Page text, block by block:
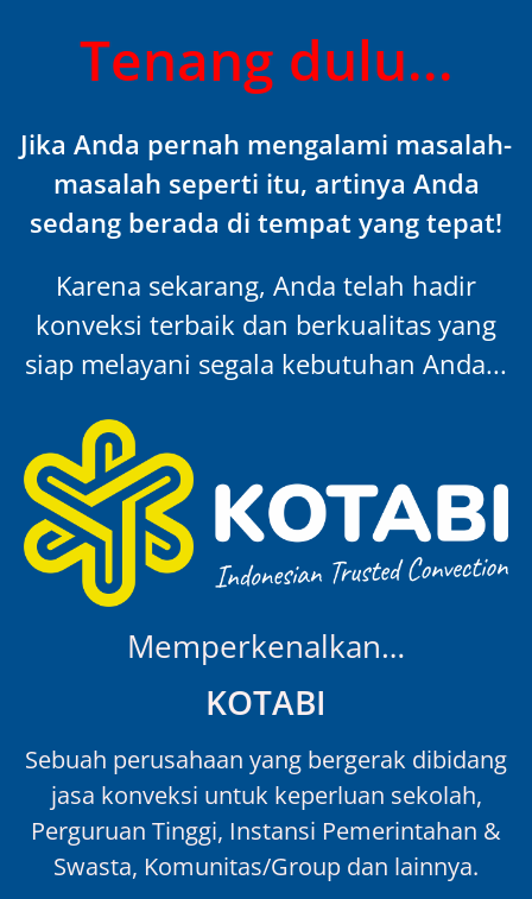
Tenang dulu...
Jika Anda pernah mengalami masalah-
masalah seperti itu, artinya Anda
sedang berada di tempat yang tepat!
Karena sekarang, Anda telah hadir
konveksi terbaik dan berkualitas yang
siap melayani segala kebutuhan Anda...
Memperkenalkan…
KOTABI
Sebuah perusahaan yang bergerak dibidang
jasa konveksi untuk keperluan sekolah,
Perguruan Tinggi, Instansi Pemerintahan &
Swasta, Komunitas/Group dan lainnya.